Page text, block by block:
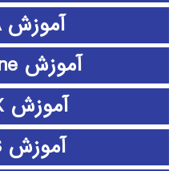
آموزش CATIA
آموزش clementine
آموزش CPLEX
آموزش EDIUS